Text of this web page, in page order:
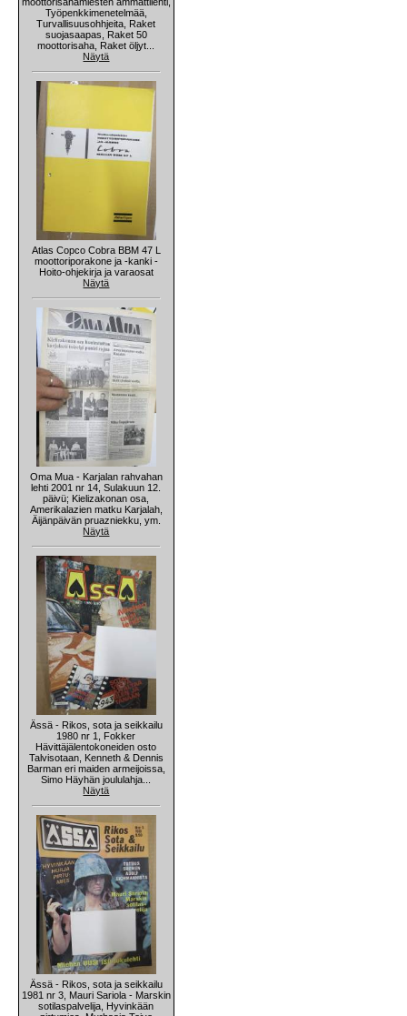
Työpenkkimenetelmää,
Turvallisuusohhjeita, Raket
suojasaapas, Raket 50
moottorisaha, Raket öljyt...
Näytä
Atlas Copco Cobra BBM 47 L
moottoriporakone ja -kanki -
Hoito-ohjekirja ja varaosat
Näytä
Oma Mua - Karjalan rahvahan
lehti 2001 nr 14, Sulakuun 12.
päivü; Kielizakonan osa,
Amerikalazien matku Karjalah,
Äijänpäivän pruazniekku, ym.
Näytä
Ässä - Rikos, sota ja seikkailu
1980 nr 1, Fokker
Hävittäjälentokoneiden osto
Talvisotaan, Kenneth & Dennis
Barman eri maiden armeijoissa,
Simo Häyhän joululahja...
Näytä
Ässä - Rikos, sota ja seikkailu
1981 nr 3, Mauri Sariola - Marskin
sotilaspalvelija, Hyvinkään